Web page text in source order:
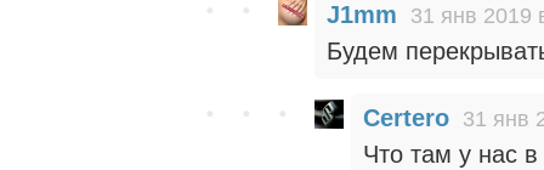
J1mm 31 янв 2019
Будем
Certero 31 янв
Что там у нас в